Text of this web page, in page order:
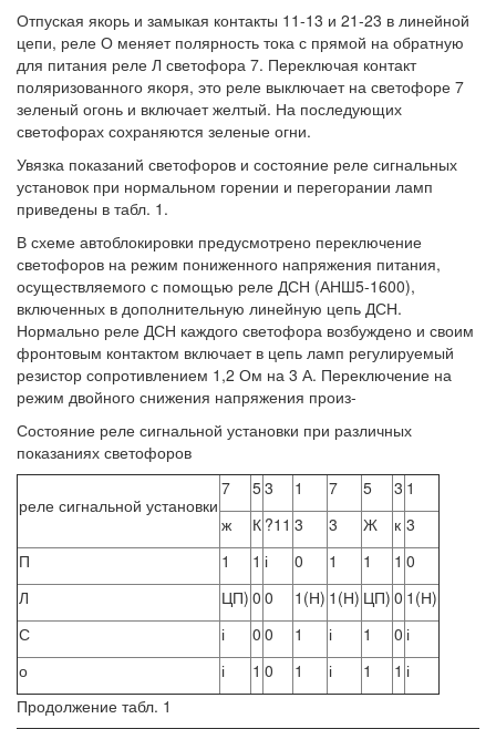
Отпуская якорь и замыкая контакты 11-13 и 21-23 в линейной
цепи, реле О меняет полярность тока с прямой на обратную
для питания реле Л светофора 7. Переключая контакт
поляризованного якоря, это реле выключает на светофоре 7
зеленый огонь и включает желтый. На последующих
светофорах сохраняются зеленые огни.
Увязка показаний светофоров и состояние реле сигнальных
установок при нормальном горении и перегорании ламп
приведены в табл. 1.
В схеме автоблокировки предусмотрено переключение
светофоров на режим пониженного напряжения питания,
осуществляемого с помощью реле ДСН (АНШ5-1600),
включенных в дополнительную линейную цепь ДСН.
Нормально реле ДСН каждого светофора возбуждено и своим
фронтовым контактом включает в цепь ламп регулируемый
резистор сопротивлением 1,2 Ом на 3 А. Переключение на
режим двойного снижения напряжения произ-
Состояние реле сигнальной установки при различных
показаниях светофоров
реле сигнальной установки
7 53 1 7 5 3 1
ж
К ?11 3 3 Ж к 3
П
1 1 і 0 1 1 1 0
Л
ЦП) 0 0 1(Н) 1(Н) ЦП) 0 1(Н)
С
і 0 0 1 і 1 0 і
о
і 1 0 1 і 1 1 і
Продолжение табл. 1